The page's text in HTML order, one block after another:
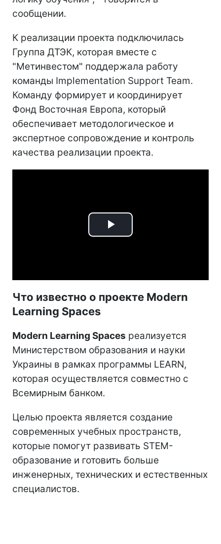
сообщении.
К реализации проекта подключилась
Группа ДТЭК, которая вместе с
"Метинвестом" поддержала работу
команды Implementation Support Team.
Команду формирует и координирует
Фонд Восточная Европа, который
обеспечивает методологическое и
экспертное сопровождение и контроль
качества реализации проекта.
Play
Что известно о проекте Modern
Learning Spaces
Modern Learning Spaces реализуется
Министерством образования и науки
Украины в рамках программы LEARN,
которая осуществляется совместно с
Всемирным банком.
Целью проекта является создание
современных учебных пространств,
которые помогут развивать STEM-
образование и готовить больше
инженерных, технических и естественных
специалистов.